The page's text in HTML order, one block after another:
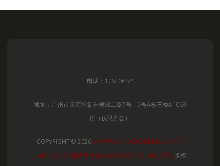
电话：1762063**
地址：广州市天河区棠东横岭二路7号、9号A栋三楼A1069
房（仅限办公）
COPYRIGHT © 2026 WWW.GUANGZHOUDIDA.COM 艺
（美）术品 广州滴答文化发展有限公司 艺（美）术品 版权